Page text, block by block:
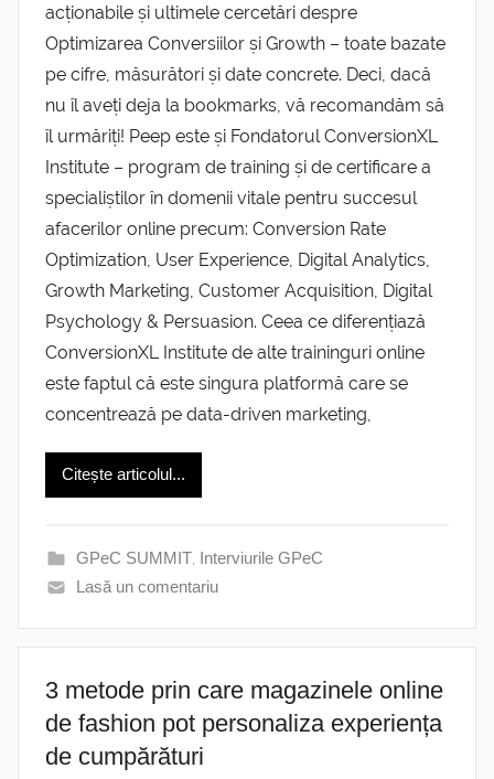
acționabile și ultimele cercetări despre
Optimizarea Conversiilor și Growth – toate bazate
pe cifre, măsurători și date concrete. Deci, dacă
nu îl aveți deja la bookmarks, vă recomandăm să
îl urmăriți! Peep este și Fondatorul ConversionXL
Institute – program de training și de certificare a
specialiștilor în domenii vitale pentru succesul
afacerilor online precum: Conversion Rate
Optimization, User Experience, Digital Analytics,
Growth Marketing, Customer Acquisition, Digital
Psychology & Persuasion. Ceea ce diferențiază
ConversionXL Institute de alte traininguri online
este faptul că este singura platformă care se
concentrează pe data-driven marketing,
Citește articolul...
GPeC SUMMIT, Interviurile GPeC
Lasă un comentariu
3 metode prin care magazinele online
de fashion pot personaliza experiența
de cumpărături